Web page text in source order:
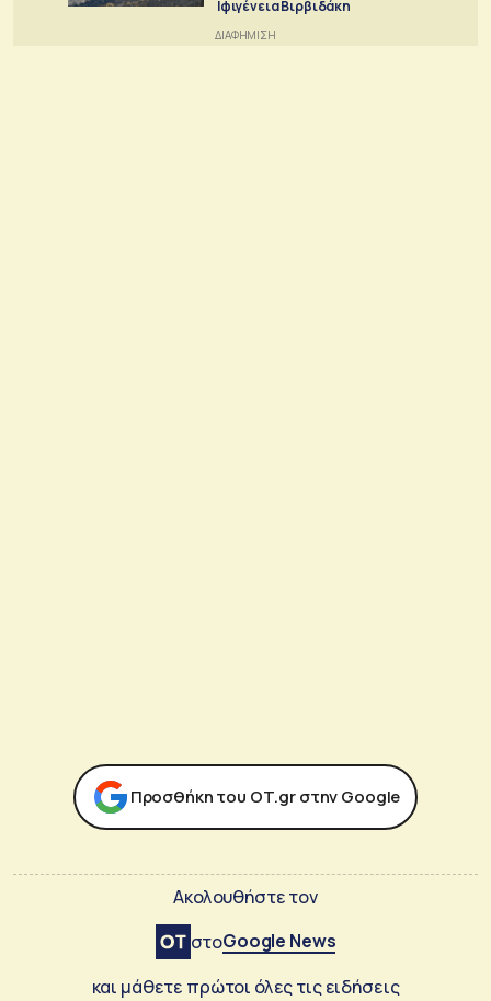
Ιφιγένεια Βιρβιδάκη
Προσθήκη του ΟΤ.gr στην Google
Ακολουθήστε τον
στοGoogle News
και μάθετε πρώτοι όλες τις ειδήσεις